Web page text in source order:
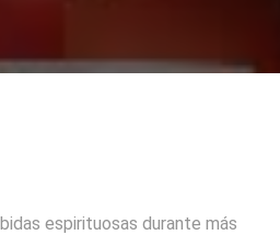
espirituosas durante más